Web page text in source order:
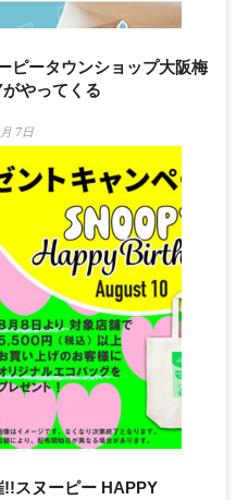
ピータウンショップ大阪梅
やってくる
7日
!!スヌーピー HAPPY